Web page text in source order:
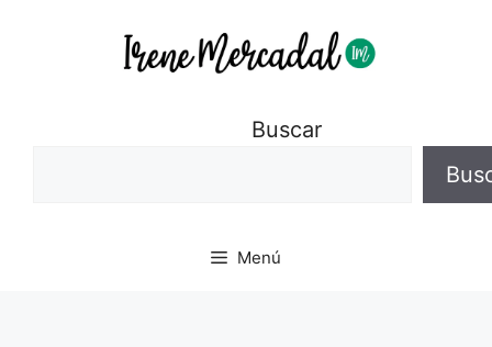
Buscar
Menú